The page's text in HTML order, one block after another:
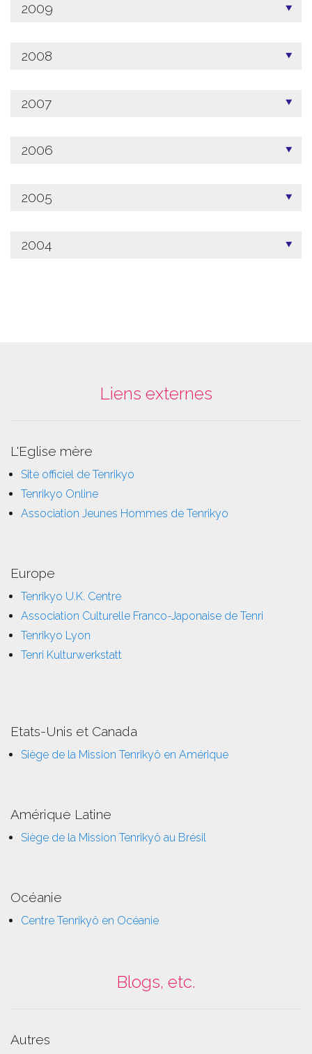
2009
2008
2007
2006
2005
2004
Liens externes
L'Eglise mère
Site officiel de Tenrikyo
Tenrikyo Online
Association Jeunes Hommes de Tenrikyo
Europe
Tenrikyo U.K. Centre
Association Culturelle Franco-Japonaise de Tenri
Tenrikyo Lyon
Tenri Kulturwerkstatt
Etats-Unis et Canada
Siège de la Mission Tenrikyô en Amérique
Amérique Latine
Siège de la Mission Tenrikyô au Brésil
Océanie
Centre Tenrikyô en Océanie
Blogs, etc.
Autres